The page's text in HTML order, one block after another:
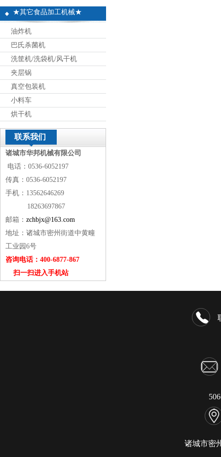
★其它食品加工机械★
油炸机
巴氏杀菌机
洗筐机/洗袋机/风干机
夹层锅
真空包装机
小料车
烘干机
联系我们
诸城市华邦机械有限公司
电话：0536-6052197
传真：0536-6052197
手机：13562646269
18263697867
邮箱： zchbjx@163.com
地址：诸城市密州街道中黄疃
工业园6号
咨询电话：400-6877-867
扫一扫进入手机站
诸城市密